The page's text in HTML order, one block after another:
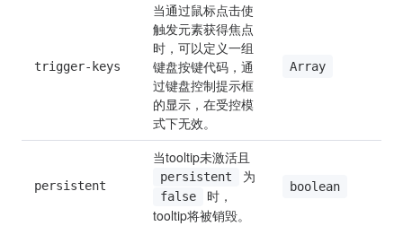
trigger-keys
当通过鼠标点击使
触发元素获得焦点
时，可以定义一组
键盘按键代码，通
过键盘控制提示框
的显示，在受控模
式下无效。
Array
persistent
persistent
false
时，
tooltip将被销毁。
boolean